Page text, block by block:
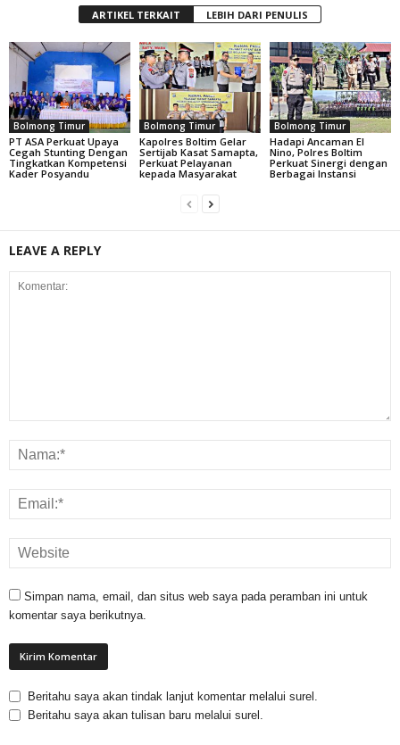
ARTIKEL TERKAIT LEBIH DARI PENULIS
Bolmong Timur
PT ASA Perkuat Upaya
Cegah Stunting Dengan
Tingkatkan Kompetensi
Kader Posyandu
Bolmong Timur
Kapolres Boltim Gelar
Sertijab Kasat Samapta,
Perkuat Pelayanan
kepada Masyarakat
Bolmong Timur
Hadapi Ancaman El
Nino, Polres Boltim
Perkuat Sinergi dengan
Berbagai Instansi
LEAVE A REPLY
Simpan nama, email, dan situs web saya pada peramban ini untuk
komentar saya berikutnya.
Beritahu saya akan tindak lanjut komentar melalui surel.
Beritahu saya akan tulisan baru melalui surel.